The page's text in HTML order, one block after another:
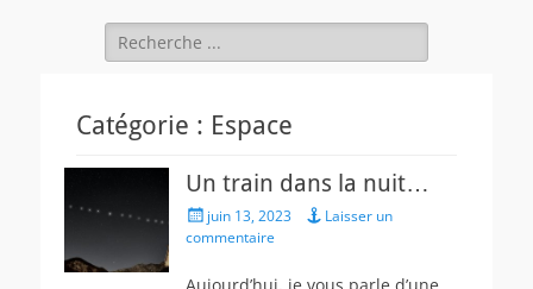
Rechercher :
Catégorie : Espace
Un train dans la nuit…
Posted
on
juin 13, 2023
Laisser un
commentaire